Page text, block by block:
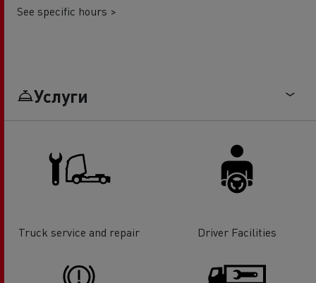
See specific hours >
Услуги
Truck service and repair Driver Facilities